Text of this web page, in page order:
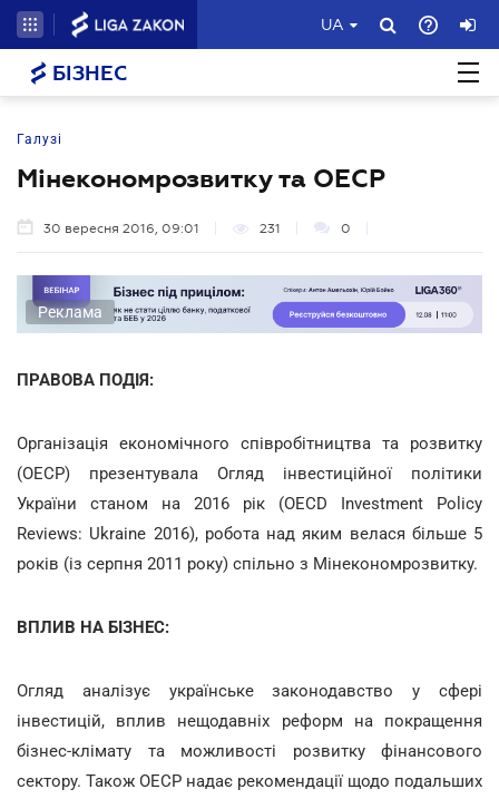
UA
БІЗНЕС
Галузі
Мінекономрозвитку та ОЕСР
30 вересня 2016, 09:01 231 0
Реклама
ПРАВОВА ПОДІЯ:
Організація економічного співробітництва та розвитку
(ОЕСР) презентувала Огляд інвестиційної політики
України станом на 2016 рік (OECD Investment Policy
Reviews: Ukraine 2016), робота над яким велася більше 5
років (із серпня 2011 року) спільно з Мінекономрозвитку.
ВПЛИВ НА БІЗНЕС:
Огляд аналізує українське законодавство у сфері
інвестицій, вплив нещодавніх реформ на покращення
бізнес-клімату та можливості розвитку фінансового
сектору. Також ОЕСР надає рекомендації щодо подальших